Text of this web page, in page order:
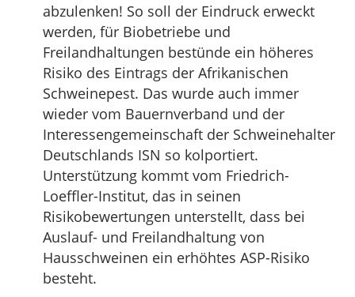
abzulenken! So soll der Eindruck erweckt
werden, für Biobetriebe und
Freilandhaltungen bestünde ein höheres
Risiko des Eintrags der Afrikanischen
Schweinepest. Das wurde auch immer
wieder vom Bauernverband und der
Interessengemeinschaft der Schweinehalter
Deutschlands ISN so kolportiert.
Unterstützung kommt vom Friedrich-
Loeffler-Institut, das in seinen
Risikobewertungen unterstellt, dass bei
Auslauf- und Freilandhaltung von
Hausschweinen ein erhöhtes ASP-Risiko
besteht.